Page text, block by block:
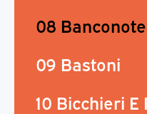
08
09 Bastoni
10 Bicchieri